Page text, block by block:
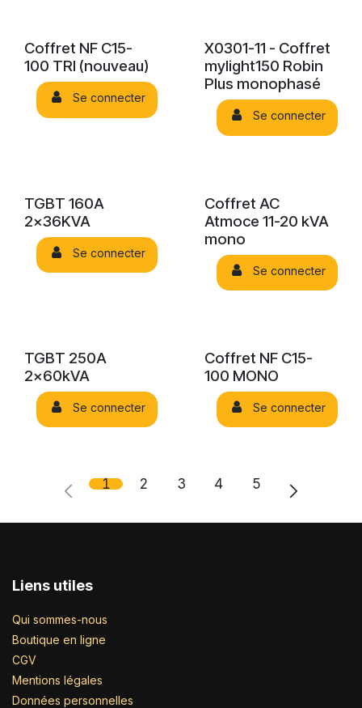
Coffret NF C15-
100 TRI (nouveau)
Se connecter
X0301-11 - Coffret
mylight150 Robin
Plus monophasé
Se connecter
TGBT 160A
2x36KVA
Se connecter
Coffret AC
Atmoce 11-20 kVA
mono
Se connecter
TGBT 250A
2x60kVA
Se connecter
Coffret NF C15-
100 MONO
Se connecter
1 2 3 4 5
Liens utiles
Qui sommes-nous
Boutique en ligne
CGV
Mentions légales
Données personnelles